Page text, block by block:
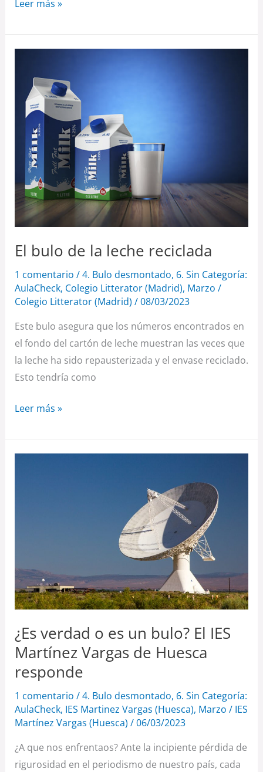
Leer más »
El bulo de la leche reciclada
1 comentario /4. Bulo desmontado, 6. Sin Categoría:
AulaCheck, Colegio Litterator (Madrid), Marzo /
Colegio Litterator (Madrid) /08/03/2023
Este bulo asegura que los números encontrados en
el fondo del cartón de leche muestran las veces que
la leche ha sido repausterizada y el envase reciclado.
Esto tendría como
leche
reciclada
Leer más »
¿Es verdad o es un bulo? El IES
Martínez Vargas de Huesca
responde
1 comentario /4. Bulo desmontado, 6. Sin Categoría:
AulaCheck, IES Martinez Vargas (Huesca), Marzo / IES
Martínez Vargas (Huesca) /06/03/2023
¿A que nos enfrentaos? Ante la incipiente pérdida de
rigurosidad en el periodismo de nuestro país, cada
IES
Martínez
de
Huesca